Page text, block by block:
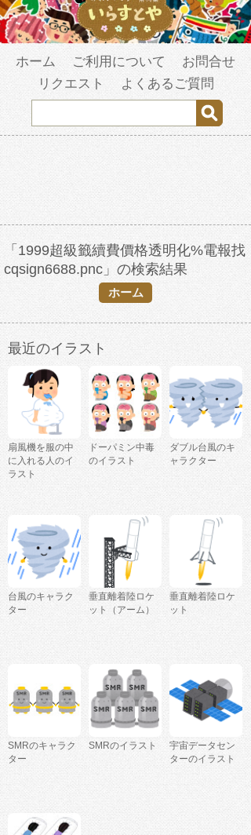
ホーム ご利用について
お問合せ
リクエスト
よくあるご質問
「1999超級籤續費價格透明化%電報找
cqsign6688.pnc」の検索結果
ホーム
最近のイラスト
扇風機を服の中
に入れる人のイ
ラスト
ドーパミン中毒
のイラスト
ダブル台風のキ
ャラクター
台風のキャラク
ター
垂直離着陸ロケ
ット（アーム）
垂直離着陸ロケ
ット
SMRのキャラク
ター
SMRのイラスト
宇宙データセン
ターのイラスト